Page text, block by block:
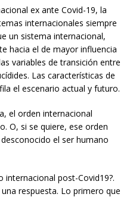
ex ante Covid-19, la
internacionales siempre
un sistema internacional,
hacia el de mayor influencia
variables de transición entre
Las características de
el escenario actual y futuro.
el orden internacional
O, si se quiere, ese orden
el ser humano
internacional post-Covid19?.
respuesta. Lo primero que